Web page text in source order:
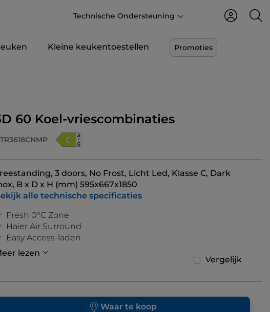
Technische Ondersteuning
Kleine keukentoestellen Promoties
60 Koel-vriescombinaties
3 doors, No Frost, Licht Led, Klasse C, Dark
B x D x H (mm) 595x667x1850
alle technische specificaties
Vergelijk
Fresh 0°C Zone
Haier Air Surround
Easy Access-laden
lezen
Waar te koop